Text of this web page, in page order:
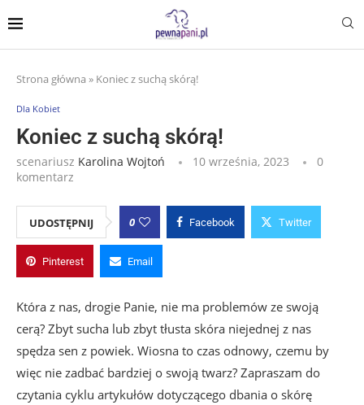
Strona główna » Koniec z suchą skórą!
Dla Kobiet
Koniec z suchą skórą!
scenariusz Karolina Wojtoń 10 września, 2023
0
komentarz
UDOSTĘPNIJ 0 Facebook Twitter
Pinterest Email
Która z nas, drogie Panie, nie ma problemów ze swoją
cerą? Zbyt sucha lub zbyt tłusta skóra niejednej z nas
spędza sen z powiek. Wiosna to czas odnowy, czemu by
więc nie zadbać bardziej o swoją twarz? Zapraszam do
czytania cyklu artykułów dotyczącego dbania o skórę